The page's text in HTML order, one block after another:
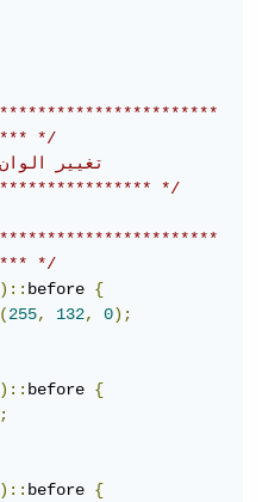
*/
*/
)::before {
(255, 132, 0);
)::before {
;
)::before {